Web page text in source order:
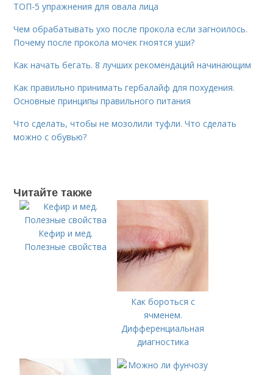
ТОП-5 упражнения для овала лица
Чем обрабатывать ухо после прокола если загноилось.
Почему после прокола мочек гноятся уши?
Как начать бегать. 8 лучших рекомендаций начинающим
Как правильно принимать гербалайф для похудения.
Основные принципы правильного питания
Что сделать, чтобы не мозолили туфли. Что сделать
можно с обувью?
Читайте также
Кефир и мед.
Полезные свойства
Как бороться с
ячменем.
Дифференциальная
диагностика